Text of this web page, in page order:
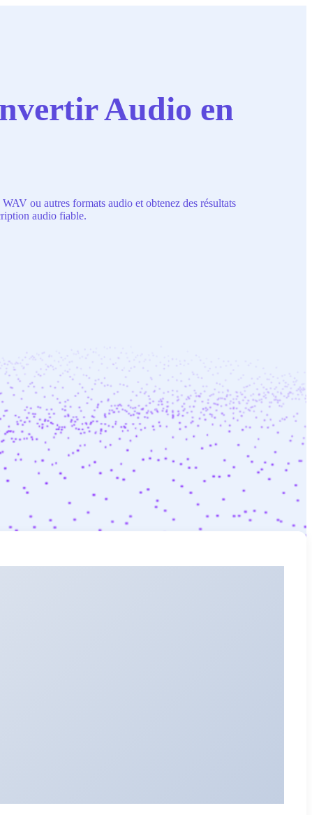
Audio en
ou autres formats audio et obtenez des résultats
audio fiable.